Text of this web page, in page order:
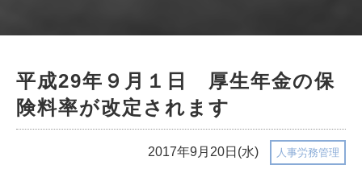
平成29年９⽉１⽇ 厚生年金の保
険料率が改定されます
2017年9月20日(水) 人事労務管理